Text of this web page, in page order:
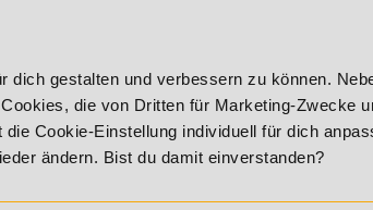
dich gestalten und verbessern zu können.
die von Dritten für Marketing-Zwecke
Cookie-Einstellung individuell für dich
ändern. Bist du damit einverstanden?
17. August 2026 - Summer Vitality! 20%